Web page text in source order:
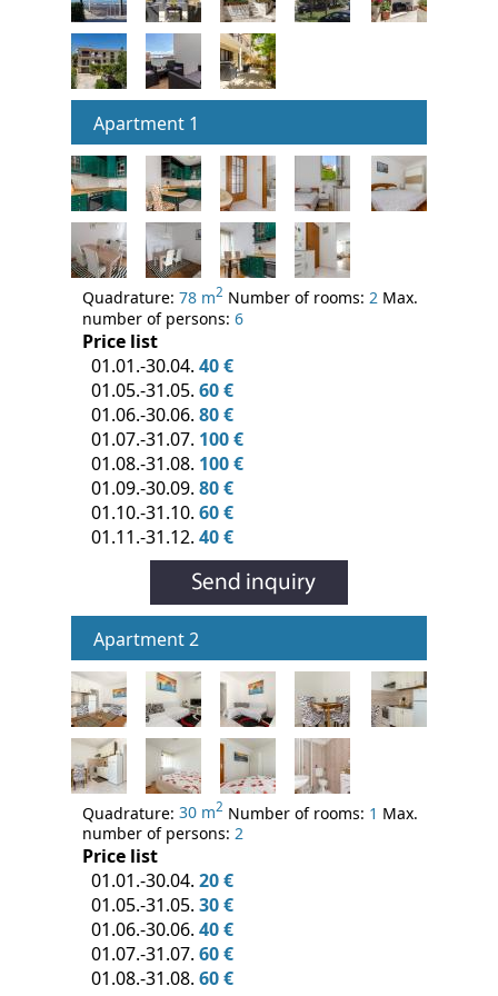
Apartment 1
Quadrature: 78 m2 Number of rooms: 2 Max.
number of persons: 6
Price list
01.01.-30.04. 40 €
01.05.-31.05. 60 €
01.06.-30.06. 80 €
01.07.-31.07. 100 €
01.08.-31.08. 100 €
01.09.-30.09. 80 €
01.10.-31.10. 60 €
01.11.-31.12. 40 €
Apartment 2
Quadrature: 30 m2 Number of rooms: 1 Max.
number of persons: 2
Price list
01.01.-30.04. 20 €
01.05.-31.05. 30 €
01.06.-30.06. 40 €
01.07.-31.07. 60 €
01.08.-31.08. 60 €